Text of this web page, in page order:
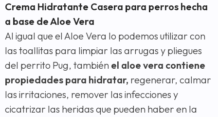
Crema Hidratante Casera para perros hecha
a base de Aloe Vera
Al igual que el Aloe Vera lo podemos utilizar con
las toallitas para limpiar las arrugas y pliegues
del perrito Pug, también el aloe vera contiene
propiedades para hidratar, regenerar, calmar
las irritaciones, remover las infecciones y
cicatrizar las heridas que pueden haber en la